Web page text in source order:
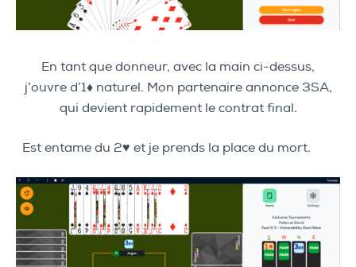
En tant que donneur, avec la main ci-dessus,
j’ouvre d’1♦ naturel. Mon partenaire annonce 3SA,
qui devient rapidement le contrat final.
Est entame du 2♥ et je prends la place du mort.